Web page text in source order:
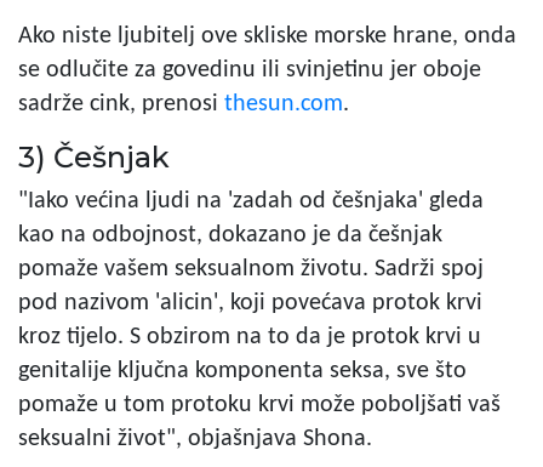
Ako niste ljubitelj ove skliske morske hrane, onda
se odlučite za govedinu ili svinjetinu jer oboje
sadrže cink, prenosi thesun.com.
3) Češnjak
"Iako većina ljudi na 'zadah od češnjaka' gleda
kao na odbojnost, dokazano je da češnjak
pomaže vašem seksualnom životu. Sadrži spoj
pod nazivom 'alicin', koji povećava protok krvi
kroz tijelo. S obzirom na to da je protok krvi u
genitalije ključna komponenta seksa, sve što
pomaže u tom protoku krvi može poboljšati vaš
seksualni život", objašnjava Shona.